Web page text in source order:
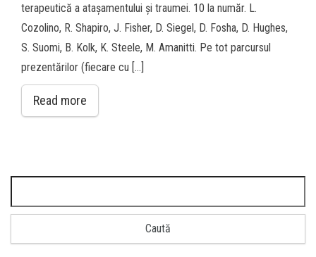
terapeutică a atașamentului și traumei. 10 la număr. L.
Cozolino, R. Shapiro, J. Fisher, D. Siegel, D. Fosha, D. Hughes,
S. Suomi, B. Kolk, K. Steele, M. Amanitti. Pe tot parcursul
prezentărilor (fiecare cu […]
Read more